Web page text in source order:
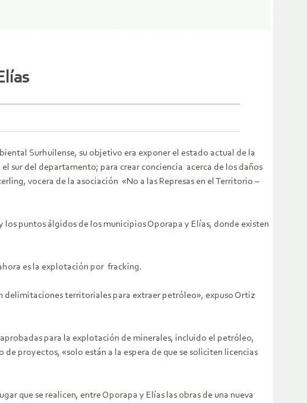
Surhuilense, su objetivo era exponer el estado actual de la
sur del departamento; para crear conciencia acerca de los daños
vocera de la asociación «No a las Represas en el Territorio –
puntos álgidos de los municipios Oporapa y Elías, donde existen
es la explotación por fracking.
delimitaciones territoriales para extraer petróleo», expuso Ortiz
para la explotación de minerales, incluido el petróleo,
proyectos, «solo están a la espera de que se soliciten licencias
que se realicen, entre Oporapa y Elías las obras de una nueva